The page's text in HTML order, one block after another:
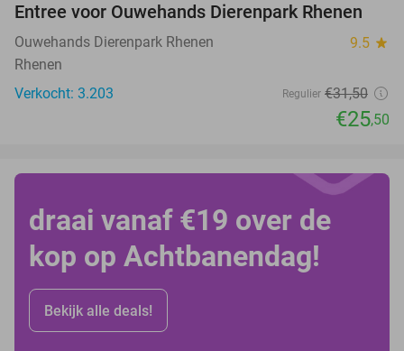
19%
Entree voor Ouwehands Dierenpark Rhenen
Ouwehands Dierenpark Rhenen 9.5 star
Rhenen
Verkocht: 3.203
Regulier €31,50
€25,50
draai vanaf €19 over de
kop op Achtbanendag!
Bekijk alle deals!